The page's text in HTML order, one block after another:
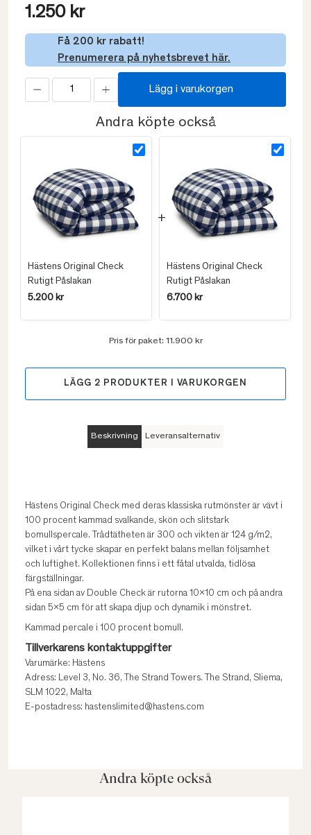
1.250 kr
Få 200 kr rabatt!
Prenumerera på nyhetsbrevet här.
Lägg i varukorgen
Andra köpte också
Hästens Original Check
Rutigt Påslakan
5.200 kr
Hästens Original Check
Rutigt Påslakan
6.700 kr
Pris för paket: 11.900 kr
LÄGG 2 PRODUKTER I VARUKORGEN
Beskrivning Leveransalternativ
Hästens Original Check med deras klassiska rutmönster är vävt i
100 procent kammad svalkande, skön och slitstark
bomullspercale. Trådtätheten är 300 och vikten är 124 g/m2,
vilket i vårt tycke skapar en perfekt balans mellan följsamhet
och luftighet. Kollektionen finns i ett fåtal utvalda, tidlösa
färgställningar.
På ena sidan av Double Check är rutorna 10×10 cm och på andra
sidan 5×5 cm för att skapa djup och dynamik i mönstret.
Kammad percale i 100 procent bomull.
Tillverkarens kontaktuppgifter
Varumärke: Hästens
Adress: Level 3, No. 36, The Strand Towers. The Strand, Sliema,
SLM 1022, Malta
E-postadress: hastenslimited@hastens.com
Andra köpte också